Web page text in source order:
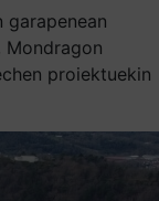
garapenean
Mondragon
proiektuekin